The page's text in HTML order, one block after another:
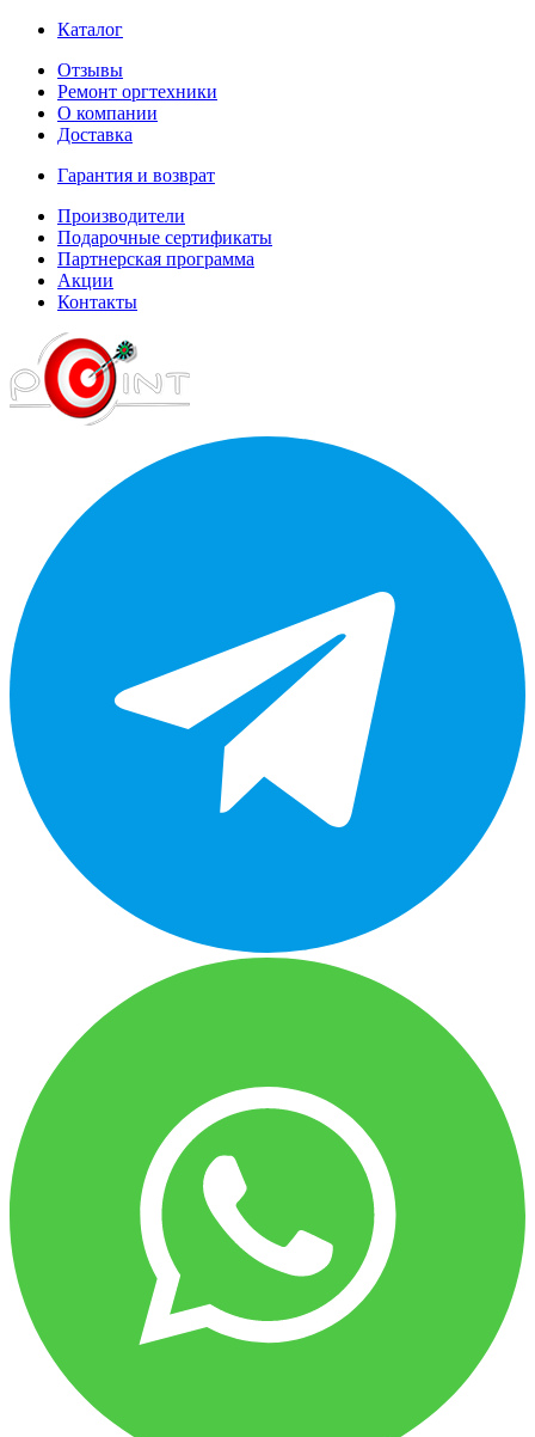
Каталог
Отзывы
Ремонт оргтехники
О компании
Доставка
Гарантия и возврат
Производители
Подарочные сертификаты
Партнерская программа
Акции
Контакты